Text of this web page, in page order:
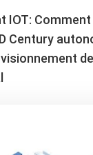
IOT: Comment
Century